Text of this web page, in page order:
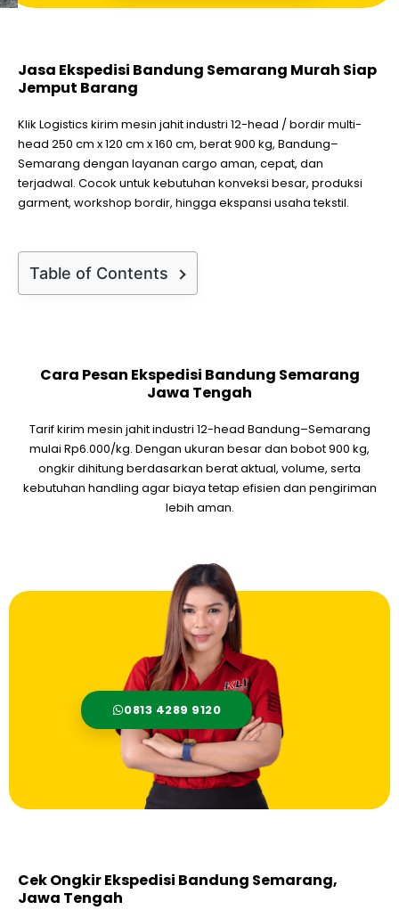
Jasa Ekspedisi Bandung Semarang Murah Siap
Jemput Barang
Klik Logistics kirim mesin jahit industri 12-head / bordir multi-
head 250 cm x 120 cm x 160 cm, berat 900 kg, Bandung–
Semarang dengan layanan cargo aman, cepat, dan
terjadwal. Cocok untuk kebutuhan konveksi besar, produksi
garment, workshop bordir, hingga ekspansi usaha tekstil.
Table of Contents
Cara Pesan Ekspedisi Bandung Semarang
Jawa Tengah
Tarif kirim mesin jahit industri 12-head Bandung–Semarang
mulai Rp6.000/kg. Dengan ukuran besar dan bobot 900 kg,
ongkir dihitung berdasarkan berat aktual, volume, serta
kebutuhan handling agar biaya tetap efisien dan pengiriman
lebih aman.
0813 4289 9120
Cek Ongkir Ekspedisi Bandung Semarang,
Jawa Tengah